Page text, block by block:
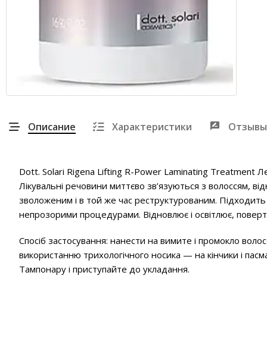
Описание Характеристики
Dott. Solari Rigena Lifting R-Power Laminating Treatment
Лікувальні речовини миттєво зв’язуються з волоссям,
зволоженим і в той же час реструктурованим. Підходить
непрозорими процедурами. Відновлює і освітлює,
Спосіб застосування: нанести на вимите і промокло
використанню трихологічного носика — на кінчики і
Тампонару і приступайте до укладання.